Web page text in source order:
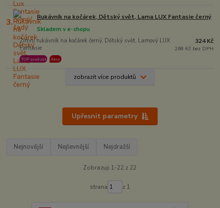
3. Rukávník na kočárek, Dětský svět, Lama LUX Fantasie černý
Zimní rukávník na kočárek černý, Dětský svět, Lamový LUX
Fantasie
Skladem v e-shopu
TOP produkt Akce
324 Kč
268 Kč bez DPH
zobrazit více produktů
Upřesnit parametry
Nejnovější Nejlevnější Nejdražší
Zobrazuji 1-22 z 22
strana z 1